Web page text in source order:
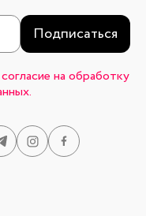
Подписаться
согласие на обработку